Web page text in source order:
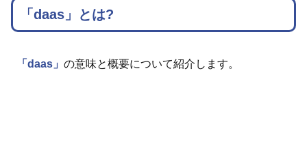
「daas」とは?
「daas」 の意味と概要について紹介します。